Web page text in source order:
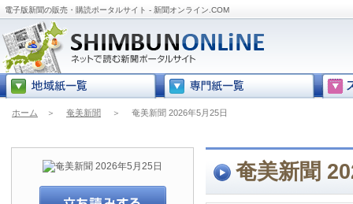
電子版新聞の販売・購読ポータルサイト - 新聞オンライン.COM
ホーム ＞ 奄美新聞 ＞ 奄美新聞 2026年5月25日
奄美新聞